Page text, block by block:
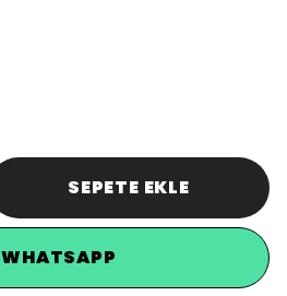
SEPETE EKLE
WHATSAPP